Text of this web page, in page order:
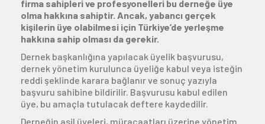
Bilgi Merkezi
Üyelik
E-İşlemler
firma sahipleri ve profesyonelleri bu derneğe üye
olma hakkına sahiptir. Ancak, yabancı gerçek
kişilerin üye olabilmesi için Türkiye’de yerleşme
hakkına sahip olması da gerekir.
Dernek başkanlığına yapılacak üyelik başvurusu,
dernek yönetim kurulunca üyeliğe kabul veya isteğin
reddi şeklinde karara bağlanır ve sonuç yazıyla
başvuru sahibine bildirilir. Başvurusu kabul edilen
üye, bu amaçla tutulacak deftere kaydedilir.
Derneğin asil üyeleri, müracaatları üzerine yönetim